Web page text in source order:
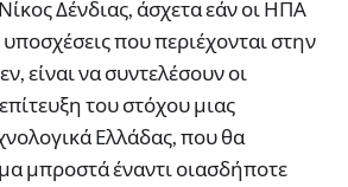
Δένδιας, άσχετα εάν οι ΗΠΑ
που περιέχονται στην
είναι να συντελέσουν οι
του στόχου μιας
Ελλάδας, που θα
μπροστά έναντι οιασδήποτε